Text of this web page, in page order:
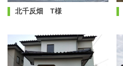
北千反畑 T様